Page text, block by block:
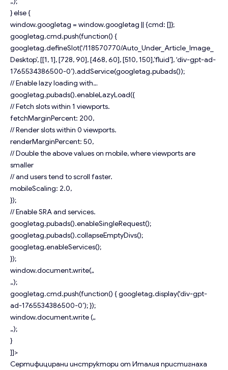
} else {
window.googletag = window.googletag || {cmd: []};
googletag.cmd.push(function() {
googletag.defineSlot(‘/118570770/Auto_Under_Article_Image_
Desktop’, [[1, 1], [728, 90], [468, 60], [510, 150],’fluid’], ‘div-gpt-ad-
1765534386500-0’).addService(googletag.pubads());
// Enable lazy loading with…
googletag.pubads().enableLazyLoad({
// Fetch slots within 1 viewports.
fetchMarginPercent: 200,
// Render slots within 0 viewports.
renderMarginPercent: 50,
// Double the above values on mobile, where viewports are
smaller
// and users tend to scroll faster.
mobileScaling: 2.0,
});
// Enable SRA and services.
googletag.pubads().enableSingleRequest();
googletag.pubads().collapseEmptyDivs();
googletag.enableServices();
});
window.document.write(„
„);
googletag.cmd.push(function() { googletag.display(‘div-gpt-
ad-1765534386500-0’); });
window.document.write („
„);
}
]]>
Сертифицирани инструктори от Италия пристигнаха